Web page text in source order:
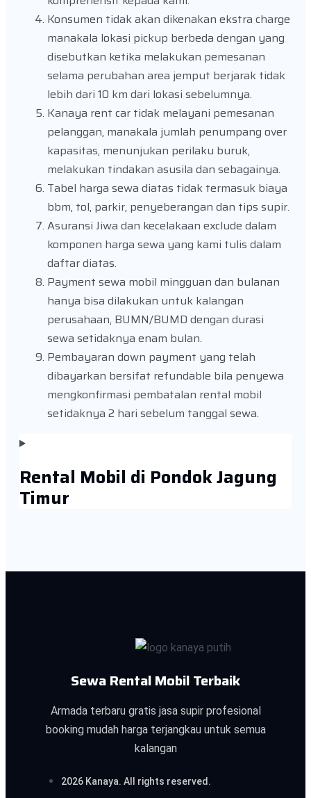
Konsumen tidak akan dikenakan ekstra charge
manakala lokasi pickup berbeda dengan yang
disebutkan ketika melakukan pemesanan
selama perubahan area jemput berjarak tidak
lebih dari 10 km dari lokasi sebelumnya.
Kanaya rent car tidak melayani pemesanan
pelanggan, manakala jumlah penumpang over
kapasitas, menunjukan perilaku buruk,
melakukan tindakan asusila dan sebagainya.
Tabel harga sewa diatas tidak termasuk biaya
bbm, tol, parkir, penyeberangan dan tips supir.
Asuransi Jiwa dan kecelakaan exclude dalam
komponen harga sewa yang kami tulis dalam
daftar diatas.
Payment sewa mobil mingguan dan bulanan
hanya bisa dilakukan untuk kalangan
perusahaan, BUMN/BUMD dengan durasi
sewa setidaknya enam bulan.
Pembayaran down payment yang telah
dibayarkan bersifat refundable bila penyewa
mengkonfirmasi pembatalan rental mobil
setidaknya 2 hari sebelum tanggal sewa.
Rental Mobil di Pondok Jagung
Timur
Sewa Rental Mobil Terbaik
Armada terbaru gratis jasa supir profesional
booking mudah harga terjangkau untuk semua
kalangan
2026 Kanaya. All rights reserved.